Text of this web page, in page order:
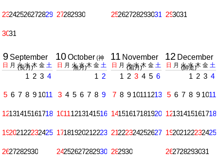
23242526272829
3031
27282930 25262728293031 293031
9 September
(長月)
日 月 火 水 木 金 土
1 2 3 4
5 6 7 8 9 1011
12131415161718
19202122232425
2627282930
10October (神
無月)
日 月 火 水 木 金 土
1 2
3 4 5 6 7 8 9
10111213141516
17181920212223
24252627282930
11 November
(霜月)
日 月 火 水 木 金 土
1 2 3 4 5 6
7 8 9 10111213
14151617181920
21222324252627
282930
12 December
(師走)
日 月 火 水 木 金 土
1 2 3 4
5 6 7 8 9 1011
12131415161718
19202122232425
262728293031